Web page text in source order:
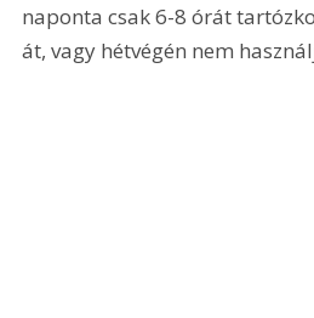
naponta csak 6-8 órát
át, vagy hétvégén nem